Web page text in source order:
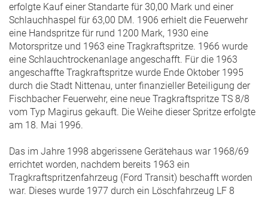
erfolgte Kauf einer Standarte für 30,00 Mark und einer
Schlauchhaspel für 63,00 DM. 1906 erhielt die Feuerwehr
eine Handspritze für rund 1200 Mark, 1930 eine
Motorspritze und 1963 eine Tragkraftspritze. 1966 wurde
eine Schlauchtrockenanlage angeschafft. Für die 1963
angeschaffte Tragkraftspritze wurde Ende Oktober 1995
durch die Stadt Nittenau, unter finanzieller Beteiligung der
Fischbacher Feuerwehr, eine neue Tragkraftspritze TS 8/8
vom Typ Magirus gekauft. Die Weihe dieser Spritze erfolgte
am 18. Mai 1996.
Das im Jahre 1998 abgerissene Gerätehaus war 1968/69
errichtet worden, nachdem bereits 1963 ein
Tragkraftspritzenfahrzeug (Ford Transit) beschafft worden
war. Dieses wurde 1977 durch ein Löschfahrzeug LF 8